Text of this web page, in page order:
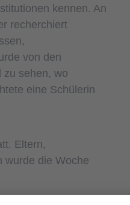
kennen. An
recherchiert
von den
zu sehen, wo
eine Schülerin
Eltern,
wurde die Woche